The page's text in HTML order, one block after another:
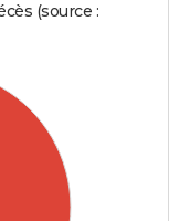
(source :